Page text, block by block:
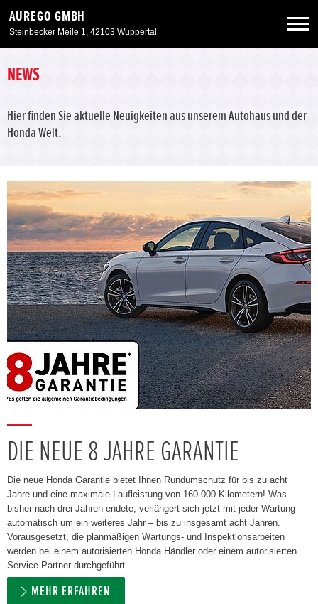
AUREGO GMBH
Steinbecker Meile 1, 42103 Wuppertal
Neuwagen
Gebrauchtwagen
Service & Zubehör
Unser Autohaus
NEWS
Hier finden Sie aktuelle Neuigkeiten aus unserem Autohaus und der
Honda Welt.
DIE NEUE 8 JAHRE GARANTIE
Die neue Honda Garantie bietet Ihnen Rundumschutz für bis zu acht
Jahre und eine maximale Laufleistung von 160.000 Kilometern! Was
bisher nach drei Jahren endete, verlängert sich jetzt mit jeder Wartung
automatisch um ein weiteres Jahr – bis zu insgesamt acht Jahren.
Vorausgesetzt, die planmäßigen Wartungs- und Inspektionsarbeiten
werden bei einem autorisierten Honda Händler oder einem autorisierten
Service Partner durchgeführt.
MEHR ERFAHREN